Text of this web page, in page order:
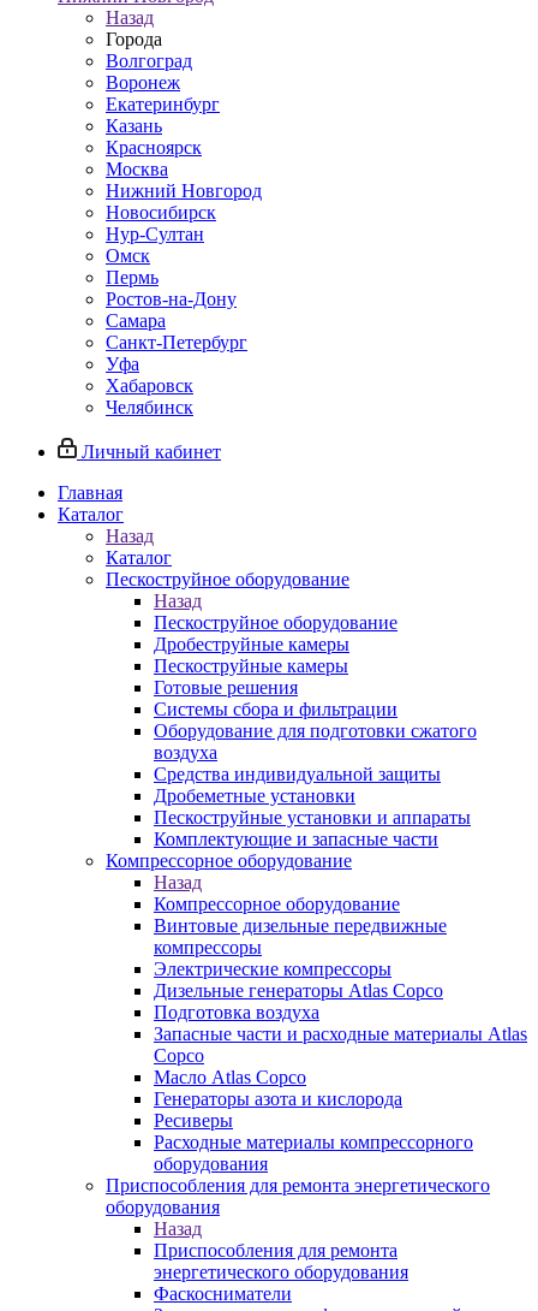
Назад
Города
Волгоград
Воронеж
Екатеринбург
Казань
Красноярск
Москва
Нижний Новгород
Новосибирск
Нур-Султан
Омск
Пермь
Ростов-на-Дону
Самара
Санкт-Петербург
Уфа
Хабаровск
Челябинск
Личный кабинет
Главная
Каталог
Назад
Каталог
Пескоструйное оборудование
Назад
Пескоструйное оборудование
Дробеструйные камеры
Пескоструйные камеры
Готовые решения
Системы сбора и фильтрации
Оборудование для подготовки сжатого
воздуха
Средства индивидуальной защиты
Дробеметные установки
Пескоструйные установки и аппараты
Комплектующие и запасные части
Компрессорное оборудование
Назад
Компрессорное оборудование
Винтовые дизельные передвижные
компрессоры
Электрические компрессоры
Дизельные генераторы Atlas Copco
Подготовка воздуха
Запасные части и расходные материалы Atlas
Copco
Масло Atlas Copco
Генераторы азота и кислорода
Ресиверы
Расходные материалы компрессорного
оборудования
Приспособления для ремонта энергетического
оборудования
Назад
Приспособления для ремонта
энергетического оборудования
Фаскосниматели